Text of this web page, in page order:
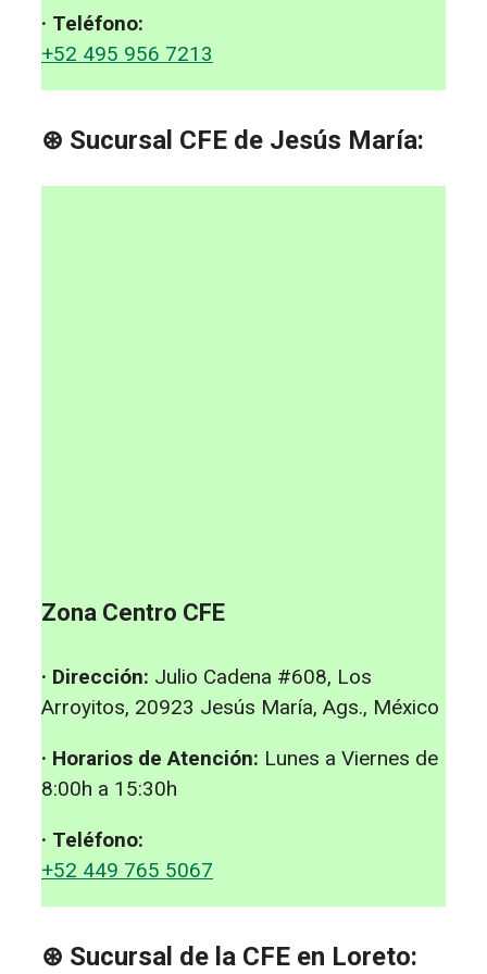
· Teléfono:
+52 495 956 7213
⊛ Sucursal CFE de Jesús María:
Zona Centro CFE
· Dirección: Julio Cadena #608, Los
Arroyitos, 20923 Jesús María, Ags., México
· Horarios de Atención: Lunes a Viernes de
8:00h a 15:30h
· Teléfono:
+52 449 765 5067
⊛ Sucursal de la CFE en Loreto: